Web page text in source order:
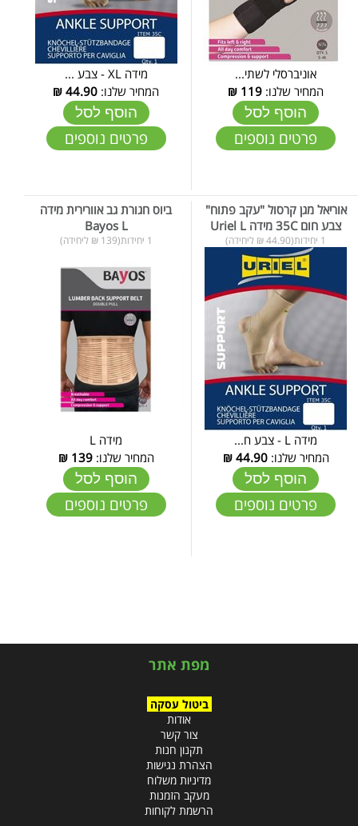
אוניברסלי לשתי...
המחיר שלנו: 119
₪
הוסף לסל
פרטים נוספים
מידה XL - צבע ...
המחיר שלנו: 44.90
₪
הוסף לסל
פרטים נוספים
אוריאל מגן קרסול "עקב פתוח"
צבע חום 35C מידה Uriel L
1 יחידות(44.90 ₪ ליחידה)
מידה L - צבע ח...
המחיר שלנו:44.90
₪
הוסף לסל
פרטים נוספים
ביוס חגורת גב אוורירית מידה
Bayos L
1 יחידות(139 ₪ ליחידה)
מידה L
המחיר שלנו:139
₪
הוסף לסל
פרטים נוספים
מפת אתר
ביטול עסקה
אודות
צור קשר
תקנון חנות
הצהרת נגישות
מדיניות משלוח
מעקב הזמנות
הרשמת לקוחות